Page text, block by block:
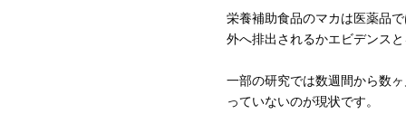
栄養補助食品のマカは医薬品
外へ排出されるかエビデンス
一部の研究では数週間から数
っていないのが現状です。